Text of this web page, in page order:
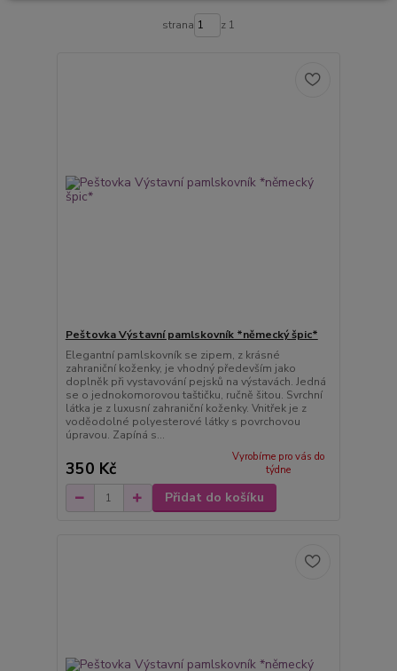
strana z 1
Peštovka Výstavní pamlskovník *německý špic*
Elegantní pamlskovník se zipem, z krásné
zahraniční koženky, je vhodný především jako
doplněk při vystavování pejsků na výstavách. Jedná
se o jednokomorovou taštičku, ručně šitou. Svrchní
látka je z luxusní zahraniční koženky. Vnitřek je z
voděodolné polyesterové látky s povrchovou
úpravou. Zapíná s...
350 Kč
Vyrobíme pro vás do
týdne
Přidat do košíku